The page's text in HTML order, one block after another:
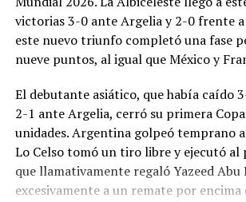
victorias 3-0 ante Argelia y 2-0 frente
este nuevo triunfo completó una fase
nueve puntos, al igual que México y
El debutante asiático, que había caído
2-1 ante Argelia, cerró su primera
unidades. Argentina golpeó temprano a
Lo Celso tomó un tiro libre y ejecutó al
que llamativamente regaló Yazeed Abu
excesivamente a un remate por encima